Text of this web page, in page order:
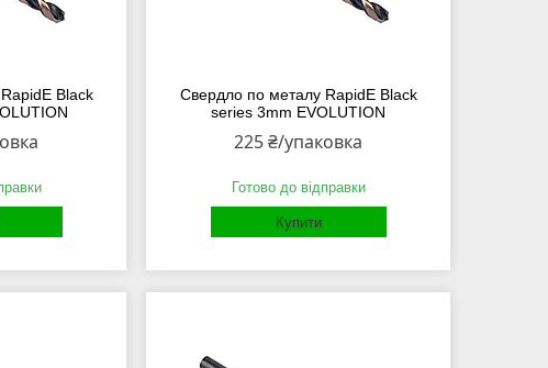
Black
Свердло по металу RapidE Black
series 3mm EVOLUTION
225 ₴/упаковка
Готово до відправки
Купити